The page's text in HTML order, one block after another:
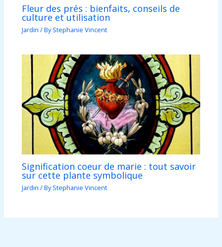
Fleur des prés : bienfaits, conseils de
culture et utilisation
Jardin / ByStephanie Vincent
Signification coeur de marie : tout savoir
sur cette plante symbolique
Jardin / ByStephanie Vincent